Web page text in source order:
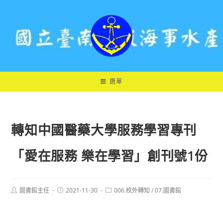
選單
轉知中國醫藥大學服務學習專刊
「愛在服務 樂在學習」創刊號1份
Post圖書館主任
Post2021-11-30
Post006.校外轉知 / 07.圖書館